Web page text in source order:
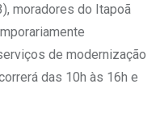
moradores do Itapoã
de modernização
das 10h às 16h e